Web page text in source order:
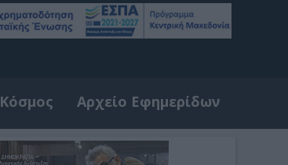
Κόσμος Αρχείο Εφημερίδων